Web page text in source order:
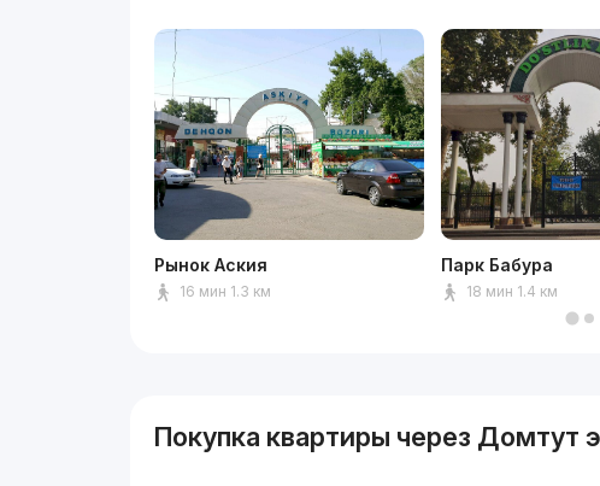
Рынок Аския
16 мин 1.3 км
Парк Бабура
18 мин 1.4 км
Покупка квартиры через Домтут